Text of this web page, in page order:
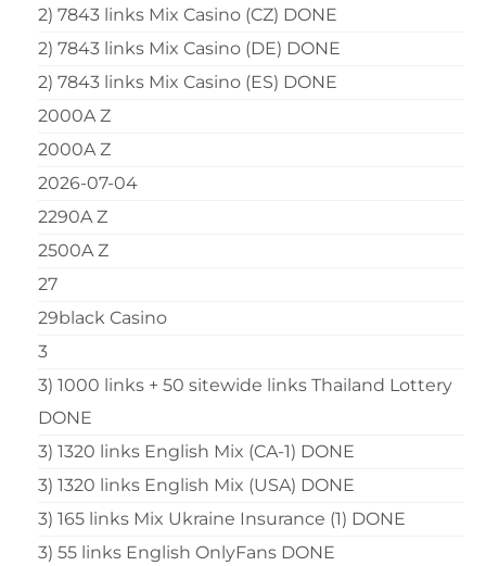
2) 7843 links Mix Casino (CZ) DONE
2) 7843 links Mix Casino (DE) DONE
2) 7843 links Mix Casino (ES) DONE
2000A Z
2000A Z
2026-07-04
2290A Z
2500A Z
27
29black Casino
3
3) 1000 links + 50 sitewide links Thailand Lottery
DONE
3) 1320 links English Mix (CA-1) DONE
3) 1320 links English Mix (USA) DONE
3) 165 links Mix Ukraine Insurance (1) DONE
3) 55 links English OnlyFans DONE